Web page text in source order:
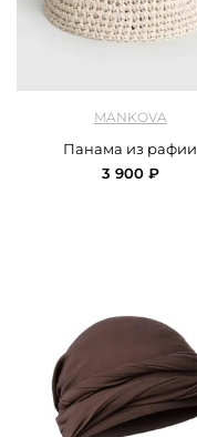
MANKOVA
Панама из рафии
3 900 ₽